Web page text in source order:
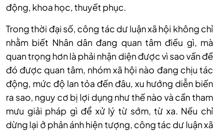
động, khoa học, thuyết phục.
Trong thời đại số, công tác dư luận xã hội không chỉ
nhằm biết Nhân dân đang quan tâm điều gì, mà
quan trọng hơn là phải nhận diện được vì sao vấn đề
đó được quan tâm, nhóm xã hội nào đang chịu tác
động, mức độ lan tỏa đến đâu, xu hướng diễn biến
ra sao, nguy cơ bị lợi dụng như thế nào và cần tham
mưu giải pháp gì để xử lý từ sớm, từ xa. Nếu chỉ
dừng lại ở phản ánh hiện tượng, công tác dư luận xã